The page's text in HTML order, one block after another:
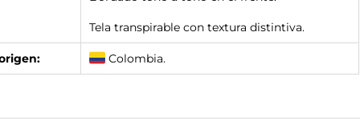
Tela transpirable con textura distintiva.
Colombia.